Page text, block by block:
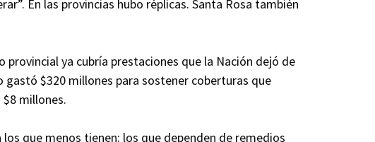
En las provincias hubo réplicas. Santa Rosa también
ya cubría prestaciones que la Nación dejó de
gastó $320 millones para sostener coberturas que
millones.
que menos tienen: los que dependen de remedios